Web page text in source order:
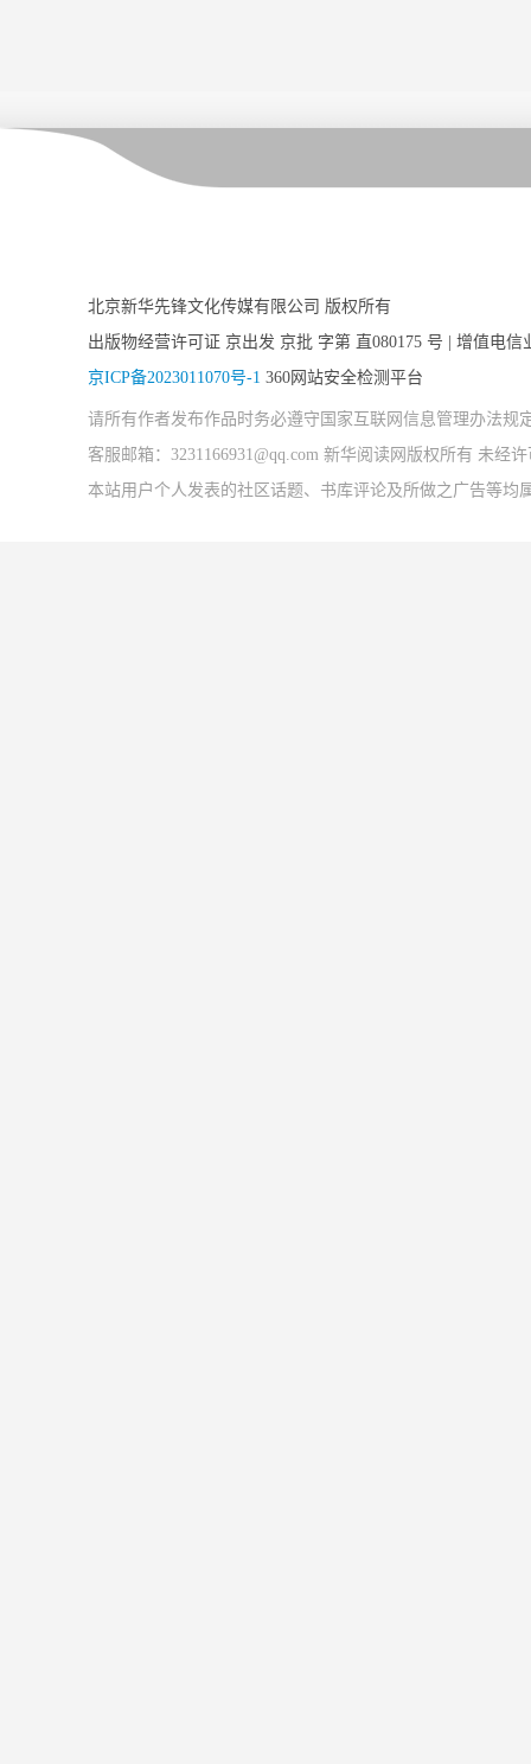
北京新华先锋文化传媒有限公司 版权所有
出版物经营许可证 京出发 京批 字第 直080175 号 | 增值电信
京ICP备2023011070号-1 360网站安全检测平台
请所有作者发布作品时务必遵守国家互联网信息管理办法
客服邮箱：3231166931@qq.com 新华阅读网版权所有 未经
本站用户个人发表的社区话题、书库评论及所做之广告等均